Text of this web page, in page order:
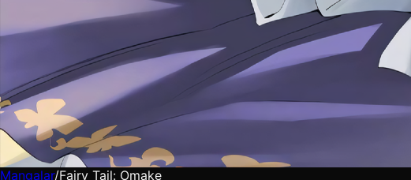
Mangalar/Fairy Tail: Omake